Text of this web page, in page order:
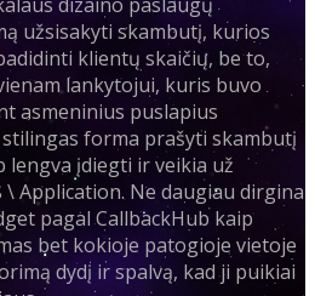
užsisakyti skambutį, kurios
klientų skaičių, be to,
lankytojui, kuris buvo
asmeninius puslapius
forma prašyti skambutį
lengva įdiegti ir veikia už
\ Application. Ne daugiau dirgina
pagal CallbackHub kaip
bet kokioje patogioje vietoje
dydį ir spalvą, kad ji puikiai